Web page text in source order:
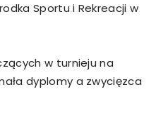
Sportu i Rekreacji w
w turnieju na
dyplomy a zwycięzca